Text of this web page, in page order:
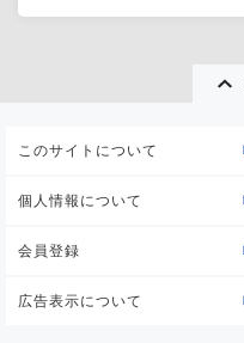
このサイトについて
個人情報について
会員登録
広告表示について